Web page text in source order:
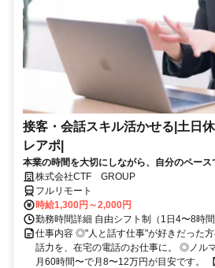
接客・会話スキル活かせる|土日
レアポ|
本業の時間を大切にしながら、自分のペース
株式会社CTF GROUP
フルリモート
時給1,300円～2,000円
勤務時間詳細 自由シフト制（1日4〜8時間
仕事内容 ◎"人と話す仕事"が好きだった
話力を、在宅の電話のお仕事に。 ◎ノル
月60時間〜で月8〜12万円が目安です。